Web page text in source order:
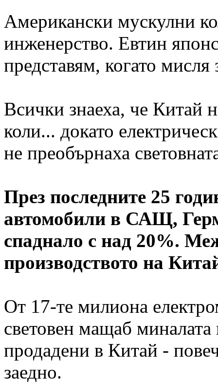
Американски мускулни
инженерство. Евтин
представям, когато мисля
Всички знаеха, че Китай
коли... докато
не преобърнаха
През последните 25
автомобили в САЩ,
спаднало с над 20%.
производството на
От 17-те милиона
световен мащаб
продадени в Китай -
заедно.